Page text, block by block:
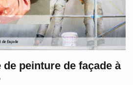
peinture de façade à